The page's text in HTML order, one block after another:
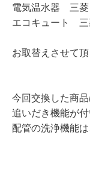
電気温水器 三
エコキュート
お取替えさせて頂
今回交換した商
追いだき機能が
配管の洗浄機能